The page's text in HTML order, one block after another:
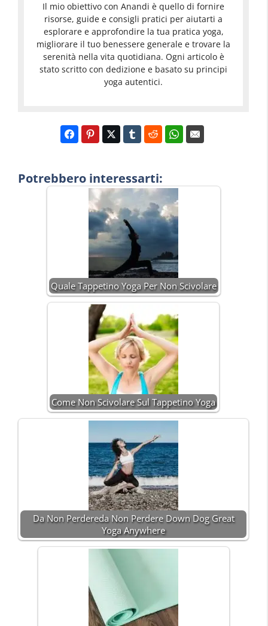
Il mio obiettivo con Anandi è quello di fornire
risorse, guide e consigli pratici per aiutarti a
esplorare e approfondire la tua pratica yoga,
migliorare il tuo benessere generale e trovare la
serenità nella vita quotidiana. Ogni articolo è
stato scritto con dedizione e basato su principi
yoga autentici.
Potrebbero interessarti:
Quale Tappetino Yoga Per Non Scivolare
Come Non Scivolare Sul Tappetino Yoga
Da Non Perdereda Non Perdere Down Dog Great
Yoga Anywhere